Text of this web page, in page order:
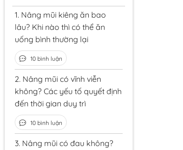
1. Nâng mũi kiêng ăn bao
lâu? Khi nào thì có thể ăn
uống bình thường lại
10 bình luận
2. Nâng mũi có vĩnh viễn
không? Các yếu tố quyết định
đến thời gian duy trì
10 bình luận
3. Nâng mũi có đau không?